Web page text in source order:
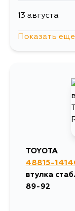
13 августа
Показать
TOYOTA
48815-
втулка
89-92